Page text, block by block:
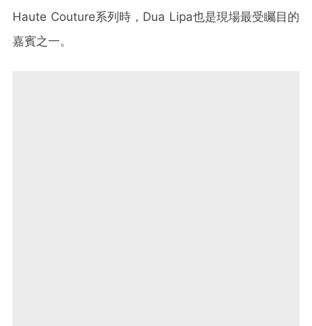
Haute Couture系列時，Dua Lipa也是現場最受矚目的
嘉賓之一。